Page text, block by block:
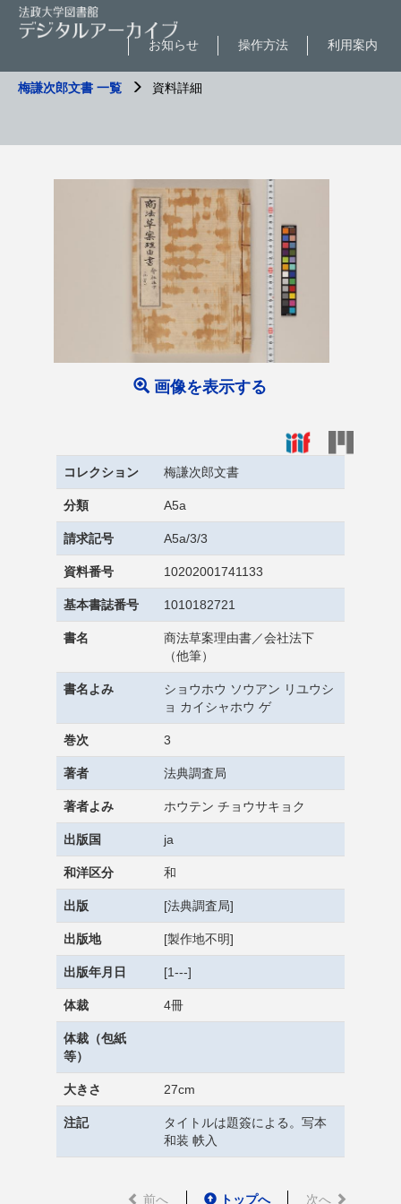
利用案内
操作方法
お知らせ
梅謙次郎文書 一覧 資料詳細
画像を表示する
コレクション 梅謙次郎文書
分類 A5a
請求記号 A5a/3/3
資料番号 10202001741133
基本書誌番号 1010182721
書名
商法草案理由書／会社法下
（他筆）
書名よみ
ショウホウ ソウアン リユウシ
ョ カイシャホウ ゲ
巻次 3
著者 法典調査局
著者よみ ホウテン チョウサキョク
出版国 ja
和洋区分 和
出版 [法典調査局]
出版地 [製作地不明]
出版年月日 [1---]
体裁 4冊
体裁（包紙
等）
大きさ 27cm
注記
タイトルは題簽による。写本
和装 帙入
前へ トップへ 次へ